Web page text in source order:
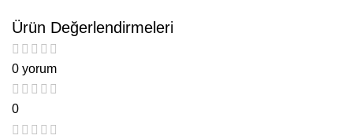
Ürün Değerlendirmeleri
0 yorum
0